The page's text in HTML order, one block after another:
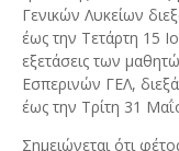
Γενικών Λυκείων
έως την Τετάρτη 15
εξετάσεις των
Εσπερινών ΓΕΛ,
έως την Τρίτη 31
Σημειώνεται ότι